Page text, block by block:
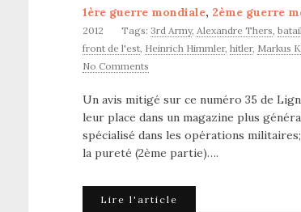
1ère guerre mondiale, 2ème guerre
2012
Tags: 3rd Army, Alexandre Thers,
front de l'est, Heinrich Himmler, hitler, Markus
No Comments
Un avis mitigé sur ce numéro 35 de
leur place dans un magazine plus
spécialisé dans les opérations
la pureté (2ème partie)….
Lire l'article